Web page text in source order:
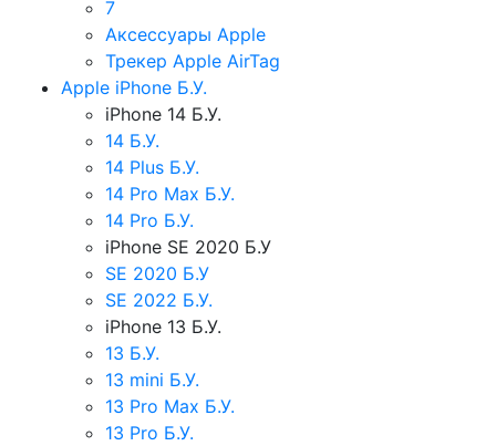
7
Аксессуары Apple
Трекер Apple AirTag
Apple iPhone Б.У.
iPhone 14 Б.У.
14 Б.У.
14 Plus Б.У.
14 Pro Max Б.У.
14 Pro Б.У.
iPhone SE 2020 Б.У
SE 2020 Б.У
SE 2022 Б.У.
iPhone 13 Б.У.
13 Б.У.
13 mini Б.У.
13 Pro Max Б.У.
13 Pro Б.У.